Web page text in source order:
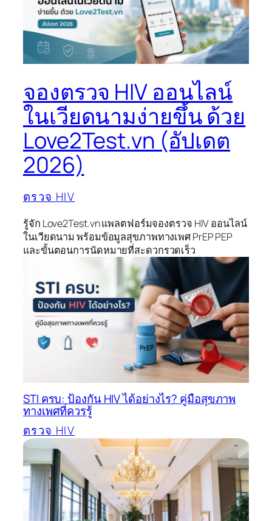
จองตรวจ HIV ออนไลน์
ในเวียดนามง่ายขึ้น ด้วย
Love2Test.vn (อัปเดต
2026)
ตรวจ HIV
รู้จัก Love2Test.vn แพลตฟอร์มจองตรวจ HIV ออนไลน์
ในเวียดนาม พร้อมข้อมูลสุขภาพทางเพศ PrEP PEP
และขั้นตอนการนัดหมายที่สะดวกรวดเร็ว
STI ครบ: ป้องกัน HIV ได้อย่างไร? คู่มือสุขภาพ
ทางเพศที่ควรรู้
ตรวจ HIV